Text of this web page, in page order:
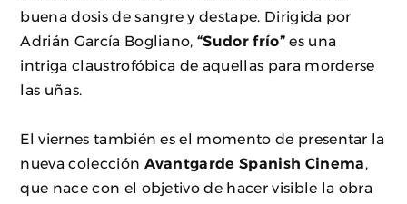
buena dosis de sangre y destape. Dirigida por
Adrián García Bogliano,“Sudor frío”es una
intriga claustrofóbica de aquellas para morderse
las uñas.
El viernes también es el momento de presentar la
nueva colección Avantgarde Spanish Cinema
que nace con el objetivo de hacer visible la obra